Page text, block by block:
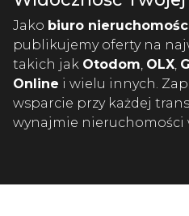
Jako biuro
publikujemy oferty na
takich jak Otodom, OLX,
Online i wielu innych.
wsparcie przy każdej
wynajmie nieruchomości